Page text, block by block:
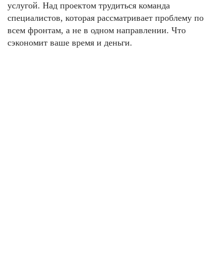
услугой. Над проектом трудиться команда
специалистов, которая рассматривает проблему по
всем фронтам, а не в одном направлении. Что
сэкономит ваше время и деньги.